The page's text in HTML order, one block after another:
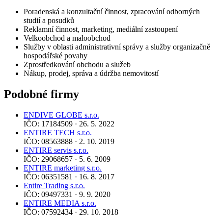
Poradenská a konzultační činnost, zpracování odborných
studií a posudků
Reklamní činnost, marketing, mediální zastoupení
Velkoobchod a maloobchod
Služby v oblasti administrativní správy a služby organizačně
hospodářské povahy
Zprostředkování obchodu a služeb
Nákup, prodej, správa a údržba nemovitostí
Podobné firmy
ENDIVE GLOBE s.r.o.
IČO: 17184509 · 26. 5. 2022
ENTIRE TECH s.r.o.
IČO: 08563888 · 2. 10. 2019
ENTIRE servis s.r.o.
IČO: 29068657 · 5. 6. 2009
ENTIRE marketing s.r.o.
IČO: 06351581 · 16. 8. 2017
Entire Trading s.r.o.
IČO: 09497331 · 9. 9. 2020
ENTIRE MEDIA s.r.o.
IČO: 07592434 · 29. 10. 2018